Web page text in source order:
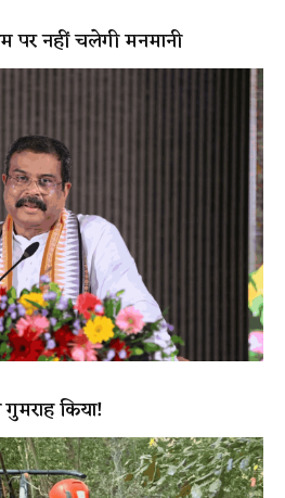
पर नहीं चलेगी मनमानी
किया!